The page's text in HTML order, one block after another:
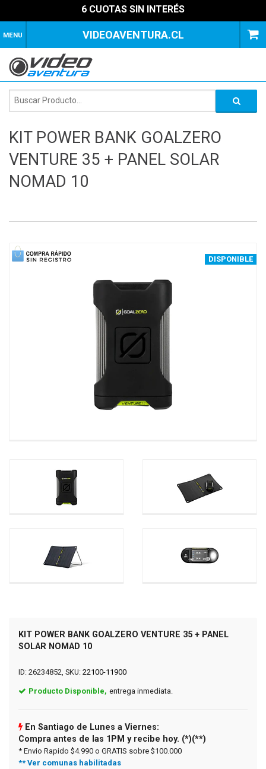
6 CUOTAS SIN INTERÉS
MENU VIDEOAVENTURA.CL
KIT POWER BANK GOALZERO
VENTURE 35 + PANEL SOLAR
NOMAD 10
DISPONIBLE
1 of 4
KIT POWER BANK GOALZERO VENTURE 35 + PANEL
SOLAR NOMAD 10
ID: 26234852, SKU: 22100-11900
Producto Disponible, entrega inmediata.
En Santiago de Lunes a Viernes:
Compra antes de las 1PM y recibe hoy. (*)(**)
* Envio Rapido $4.990 o GRATIS sobre $100.000
** Ver comunas habilitadas